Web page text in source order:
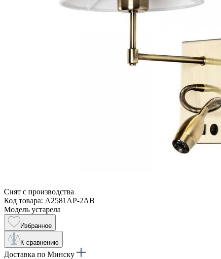
Снят с производства
Код товара: A2581AP-2AB
Модель устарела
Избранное
К сравнению
Доставка по Минску